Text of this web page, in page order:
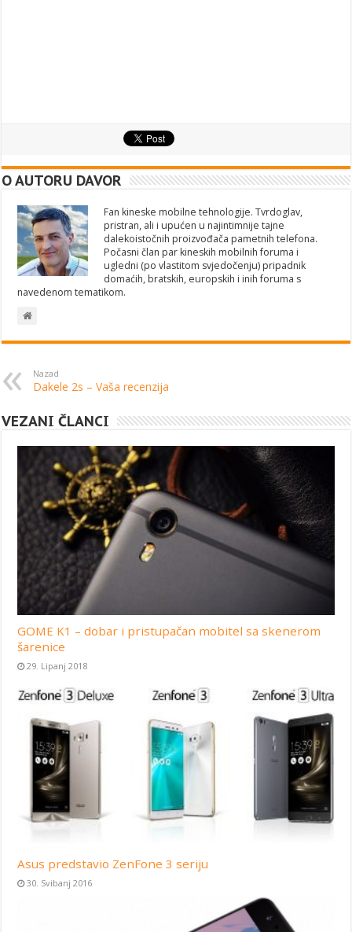
O AUTORU DAVOR
Fan kineske mobilne tehnologije. Tvrdoglav,
pristran, ali i upućen u najintimnije tajne
dalekoistočnih proizvođača pametnih telefona.
Počasni član par kineskih mobilnih foruma i
ugledni (po vlastitom svjedočenju) pripadnik
domaćih, bratskih, europskih i inih foruma s
navedenom tematikom.
Nazad
Dakele 2s – Vaša recenzija
VEZANI ČLANCI
GOME K1 – dobar i pristupačan mobitel sa skenerom
šarenice
29. Lipanj 2018
Asus predstavio ZenFone 3 seriju
30. Svibanj 2016